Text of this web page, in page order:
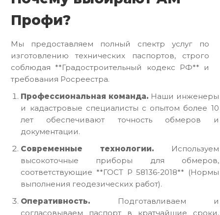
Профи?
Мы предоставляем полный спектр услуг по
изготовлению технических паспортов, строго
соблюдая **Градостроительный кодекс РФ** и
требования Росреестра.
Профессиональная команда. Наши инженеры
и кадастровые специалисты с опытом более 10
лет обеспечивают точность обмеров и
документации.
Современные технологии. Используем
высокоточные приборы для обмеров,
соответствующие **ГОСТ Р 58136-2018** (Нормы
выполнения геодезических работ).
Оперативность. Подготавливаем и
согласовываем паспорт в кратчайшие сроки,